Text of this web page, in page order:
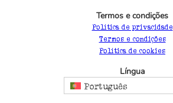
Termos e condições
Política de privacidade
Termos e condições
Política de cookies
Língua
Português